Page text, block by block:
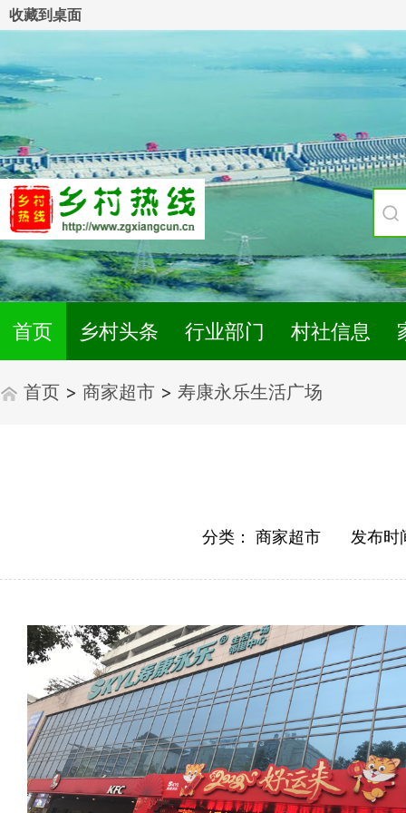
收藏到桌面
首页 乡村头条 行业部门 村社信息
首页 > 商家超市 > 寿康永乐生活广场
分类： 商家超市 发布时